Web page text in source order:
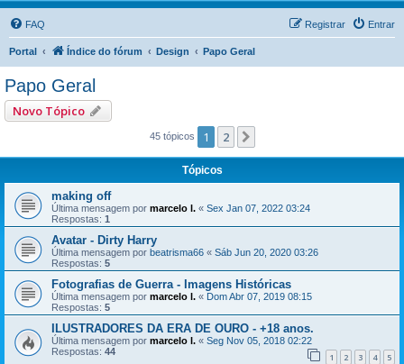
FAQ Entrar
Registrar
Portal Índice do fórum Design Papo Geral
Papo Geral
Novo Tópico
45 tópicos 1 2
Tópicos
making off
Última mensagem por marcelo l. « Sex Jan 07, 2022 03:24
Respostas: 1
Avatar - Dirty Harry
Última mensagem por beatrisma66 « Sáb Jun 20, 2020 03:26
Respostas: 5
Fotografias de Guerra - Imagens Históricas
Última mensagem por marcelo l. « Dom Abr 07, 2019 08:15
Respostas: 5
ILUSTRADORES DA ERA DE OURO - +18 anos.
Última mensagem por marcelo l. « Seg Nov 05, 2018 02:22
Respostas: 44 1 2 3 4 5